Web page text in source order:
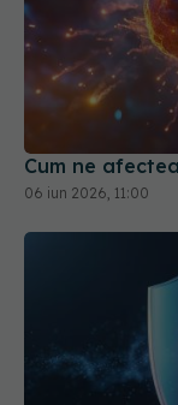
Cum ne
06 iun 2026, 11:00